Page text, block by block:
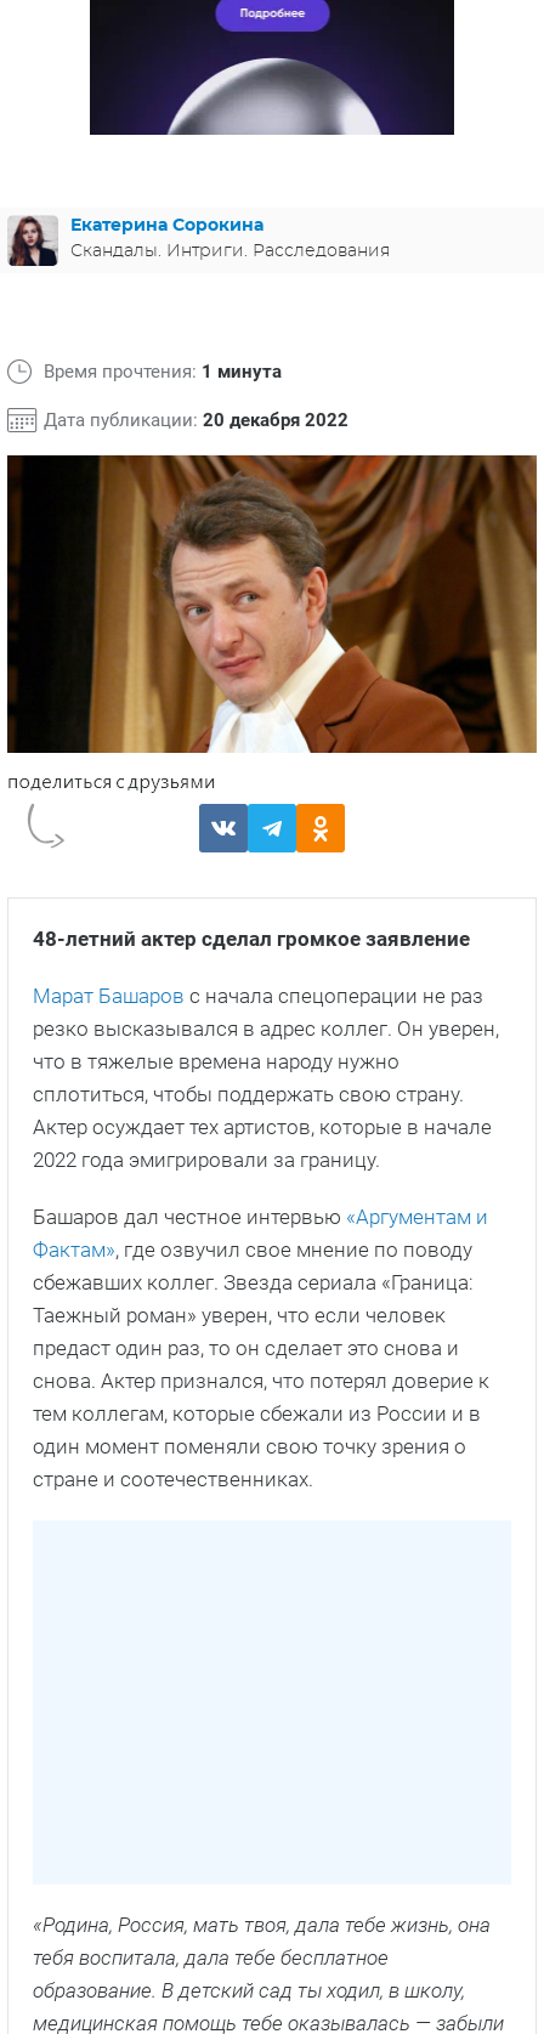
ГЕРМАНИЯ
СПОЙЛЕРЫ ИЗ СЕРИАЛОВ
Екатерина Сорокина
Скандалы. Интриги. Расследования
Время прочтения: 1 минута
Дата публикации: 20 декабря 2022
48-летний актер сделал громкое заявление
Марат Башаров с начала спецоперации не раз
резко высказывался в адрес коллег. Он уверен,
что в тяжелые времена народу нужно
сплотиться, чтобы поддержать свою страну.
Актер осуждает тех артистов, которые в начале
2022 года эмигрировали за границу.
Башаров дал честное интервью «Аргументам и
Фактам», где озвучил свое мнение по поводу
сбежавших коллег. Звезда сериала «Граница:
Таежный роман» уверен, что если человек
предаст один раз, то он сделает это снова и
снова. Актер признался, что потерял доверие к
тем коллегам, которые сбежали из России и в
один момент поменяли свою точку зрения о
стране и соотечественниках.
«Родина, Россия, мать твоя, дала тебе жизнь, она
тебя воспитала, дала тебе бесплатное
образование. В детский сад ты ходил, в школу,
медицинская помощь тебе оказывалась — забыли